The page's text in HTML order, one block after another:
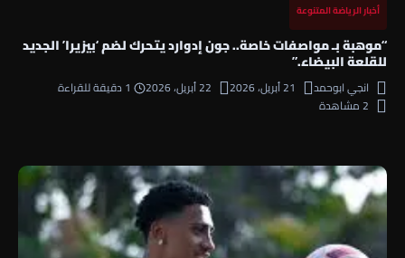
أخبار الرياضة المتنوعة
“موهبة بـ مواصفات خاصة.. جون إدوارد يتحرك لضم ‘بيزيرا’ الجديد
للقلعة البيضاء.”
انجي ابوحمد 21 أبريل، 2026 22 أبريل، 2026
1 دقيقة للقراءة
2 مشاهدة